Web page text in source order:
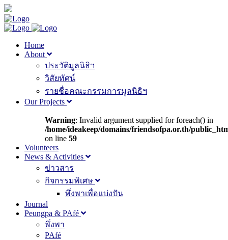
Home
About
ประวัติมูลนิธิฯ
วิสัยทัศน์
รายชื่อคณะกรรมการมูลนิธิฯ
Our Projects
Warning: Invalid argument supplied for foreach() in
/home/ideakeep/domains/friendsofpa.or.th/
on line 59
Volunteers
News & Activities
ข่าวสาร
กิจกรรมพิเศษ
พึ่งพาเพื่อแบ่งปัน
Journal
Peungpa & PAfé
พึ่งพา
PAfé